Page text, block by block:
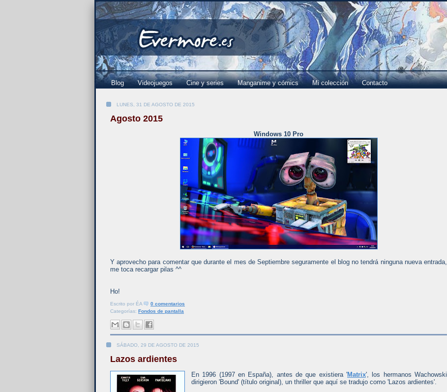
Blog Videojuegos Cine y series Manganime y cómics Mi colección Contacto
LUNES, 31 DE AGOSTO DE 2015
Agosto 2015
Windows 10 Pro
Y aprovecho para comentar que durante el mes de Septiembre seguramente el blog no tendrá ninguna nueva entrada,
me toca recargar pilas ^^
Ho!
Escrito por ÉA
0 comentarios
Categorías: Fondos de pantalla
SÁBADO, 29 DE AGOSTO DE 2015
Lazos ardientes
En 1996 (1997 en España), antes de que existiera 'Matrix', los hermanos Wachowski
dirigieron 'Bound' (título original), un thriller que aquí se tradujo como 'Lazos ardientes'.